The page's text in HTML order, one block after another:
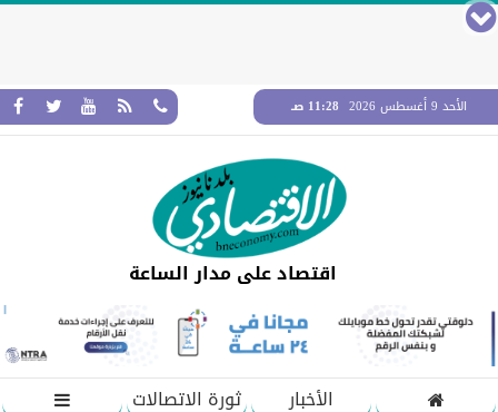
الأحد 9 أغسطس 2026 11:28 صـ
اقتصاد على مدار الساعة
الأخبار
ثورة الاتصالات